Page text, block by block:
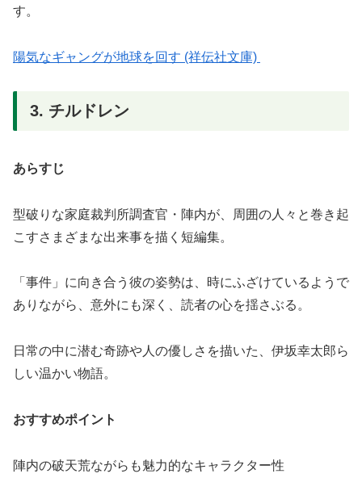
す。
陽気なギャングが地球を回す (祥伝社文庫)
3. チルドレン
あらすじ
型破りな家庭裁判所調査官・陣内が、周囲の人々と巻き起
こすさまざまな出来事を描く短編集。
「事件」に向き合う彼の姿勢は、時にふざけているようで
ありながら、意外にも深く、読者の心を揺さぶる。
日常の中に潜む奇跡や人の優しさを描いた、伊坂幸太郎ら
しい温かい物語。
おすすめポイント
陣内の破天荒ながらも魅力的なキャラクター性